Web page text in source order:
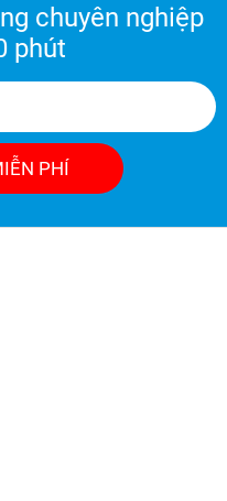
chuyên nghiệp
phút
PHÍ